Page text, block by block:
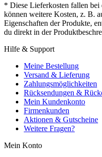
* Diese Lieferkosten fallen bei
können weitere Kosten, z. B.
Eigenschaften der Produkte,
du direkt in der
Hilfe & Support
Meine Bestellung
Versand & Lieferung
Zahlungsmöglichkeiten
Rücksendungen &
Mein Kundenkonto
Firmenkunden
Aktionen & Gutscheine
Weitere Fragen?
Mein Konto